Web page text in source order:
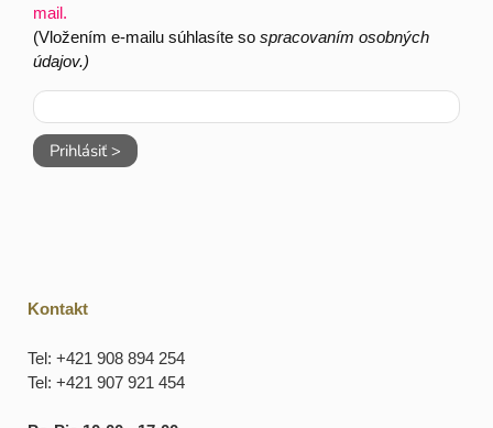
mail.
(Vložením e-mailu súhlasíte sospracovaním osobných
údajov.)
Prihlásiť >
Kontakt
Tel: +421 908 894 254
Tel: +421 907 921 454